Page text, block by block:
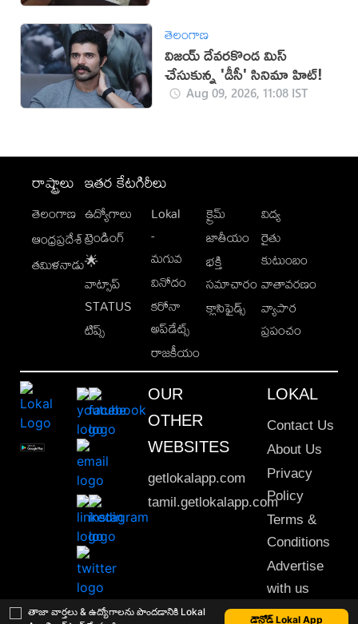
తాజా వార్తలు & ఉద్యోగాలను పొందడానికి Lokal
డౌన్లోడ్ Lokal App
తెలంగాణ
విజయ్ దేవరకొండ మిస్
చేసుకున్న 'డీసీ' సినిమా హిట్!
Aug 09, 2026, 11:08 IST
రాష్ట్రాలు
తెలంగాణ
ఆంధ్రప్రదేశ్
తమిళనాడు
ఇతర కేటగిరీలు
ఉద్యోగాలు
ట్రెండింగ్
🌟
వాట్సాప్
STATUS
టిప్స్
Lokal
-
మగువ
వినోదం
కరోనా
అప్‌డేట్స్
రాజకీయం
క్రైమ్
జాతీయం
భక్తి
సమాచారం
క్లాసిఫైడ్స్
విద్య
రైతు
కుటుంబం
వాతావరణం
వ్యాపార
ప్రపంచం
OUR
OTHER
WEBSITES
getlokalapp.com
tamil.getlokalapp.com
LOKAL
Contact Us
About Us
Privacy
Policy
Terms &
Conditions
Advertise
with us
Sitemap